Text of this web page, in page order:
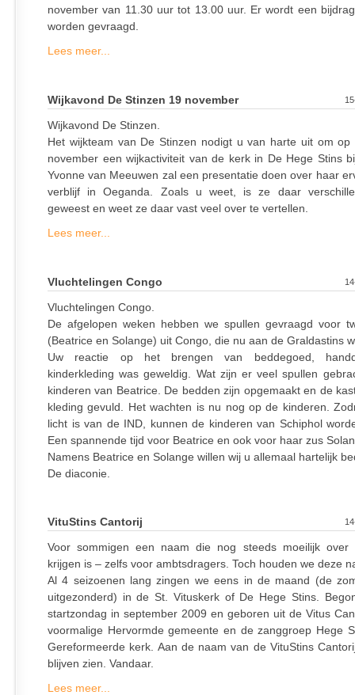
november van 11.30 uur tot 13.00 uur. Er wordt een
worden gevraagd.
Lees meer...
Wijkavond De Stinzen 19 november
Wijkavond De Stinzen.
Het wijkteam van De Stinzen nodigt u van harte uit om op
november een wijkactiviteit van de kerk in De Hege Stins
Yvonne van Meeuwen zal een presentatie doen over haar
verblijf in Oeganda. Zoals u weet, is ze daar
geweest en weet ze daar vast veel over te vertellen.
Lees meer...
Vluchtelingen Congo
Vluchtelingen Congo.
De afgelopen weken hebben we spullen gevraagd voor
(Beatrice en Solange) uit Congo, die nu aan de Graldastins
Uw reactie op het brengen van beddegoed,
kinderkleding was geweldig. Wat zijn er veel spullen
kinderen van Beatrice. De bedden zijn opgemaakt en de
kleding gevuld. Het wachten is nu nog op de kinderen.
licht is van de IND, kunnen de kinderen van Schiphol
Een spannende tijd voor Beatrice en ook voor haar zus
Namens Beatrice en Solange willen wij u allemaal hartelijk
De diaconie.
VituStins Cantorij
Voor sommigen een naam die nog steeds moeilijk
krijgen is – zelfs voor ambtsdragers. Toch houden we deze
Al 4 seizoenen lang zingen we eens in de maand (de
uitgezonderd) in de St. Vituskerk of De Hege Stins.
startzondag in september 2009 en geboren uit de Vitus
voormalige Hervormde gemeente en de zanggroep Hege
Gereformeerde kerk. Aan de naam van de VituStins
blijven zien. Vandaar.
Lees meer...